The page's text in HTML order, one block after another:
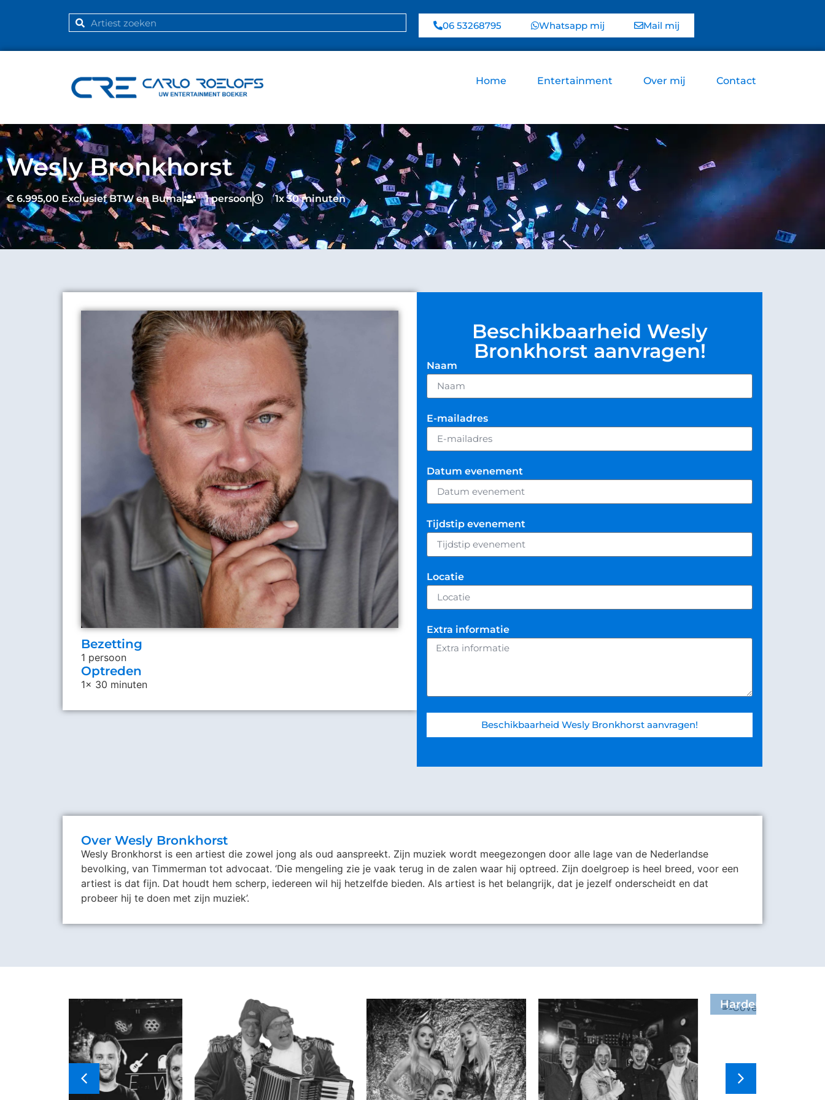
06 53268795 Whatsapp mij Mail mij
Home Entertainment Over mij Contact
Wesly Bronkhorst
€ 6.995,00 Exclusief BTW en Buma 1 persoon 1x 30 minuten
Bezetting
1 persoon
Optreden
1x 30 minuten
Beschikbaarheid Wesly
Bronkhorst aanvragen!
Naam
E-mailadres
Datum evenement
Tijdstip evenement
Locatie
Extra informatie
Beschikbaarheid Wesly Bronkhorst aanvragen!
Over Wesly Bronkhorst
Wesly Bronkhorst is een artiest die zowel jong als oud aanspreekt. Zijn muziek wordt meegezongen door alle lage van de Nederlandse
bevolking, van Timmerman tot advocaat. ‘Die mengeling zie je vaak terug in de zalen waar hij optreed. Zijn doelgroep is heel breed, voor een
artiest is dat fijn. Dat houdt hem scherp, iedereen wil hij hetzelfde bieden. Als artiest is het belangrijk, dat je jezelf onderscheidt en dat
probeer hij te doen met zijn muziek’.
Harder!